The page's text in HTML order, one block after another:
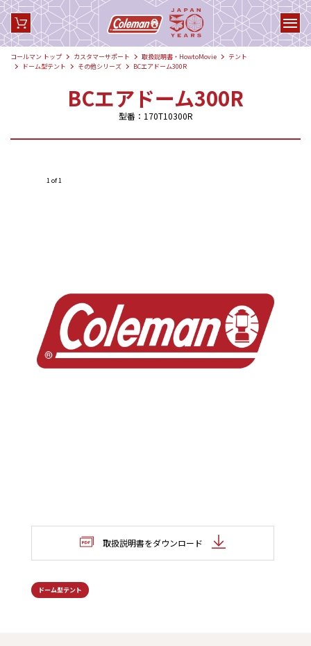
コールマン トップ カスタマーサポート 取扱説明書・HowtoMovie
テント
ドーム型テント
その他シリーズ BCエアドーム300R
BCエアドーム300R
型番：170T10300R
1 of 1
取扱説明書をダウンロード
ドーム型テント